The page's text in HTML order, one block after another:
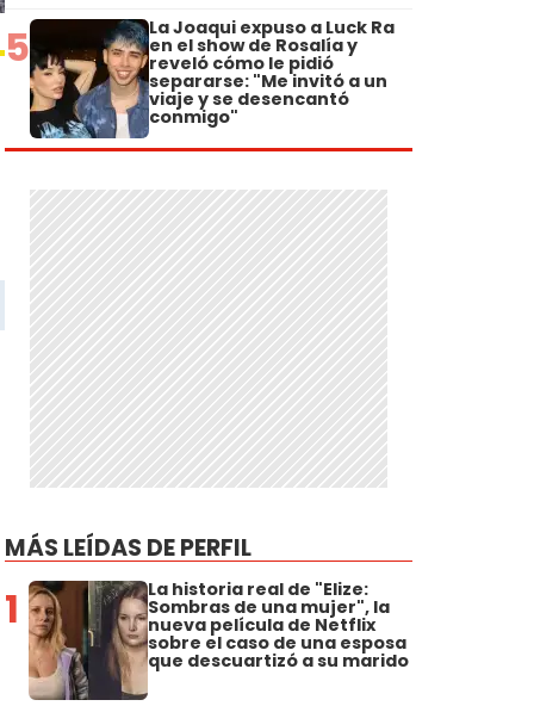
5 La Joaqui expuso a Luck Ra
en el show de Rosalía y
reveló cómo le pidió
separarse: "Me invitó a un
viaje y se desencantó
conmigo"
MÁS LEÍDAS DE PERFIL
1 La historia real de "Elize:
Sombras de una mujer", la
nueva película de Netflix
sobre el caso de una esposa
que descuartizó a su marido